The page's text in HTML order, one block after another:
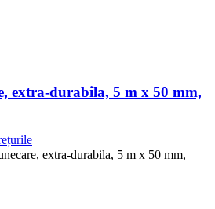
extra-durabila, 5 m x 50 mm,
extra-durabila, 5 m x 50 mm,